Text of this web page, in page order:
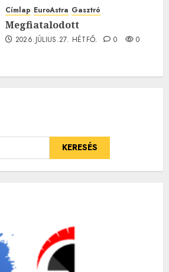
Címlap EuroAstra Gasztró
Megfiatalodott
2026.JÚLIUS.27. HÉTFŐ. 0 0
KERESÉS